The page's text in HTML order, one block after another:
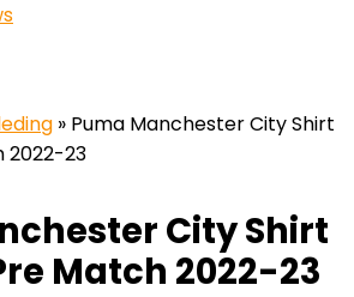
» Puma Manchester City Shirt
2022-23
City Shirt
Match 2022-23